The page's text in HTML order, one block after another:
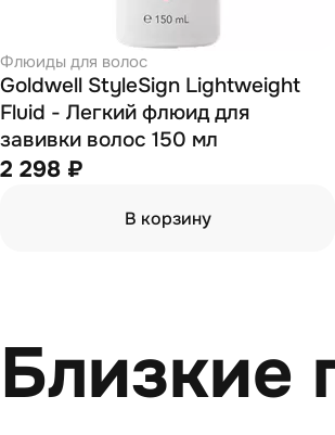
Флюиды для волос
Goldwell StyleSign Lightweight
Fluid - Легкий флюид для
завивки волос 150 мл
2 298 ₽
В корзину
Близкие